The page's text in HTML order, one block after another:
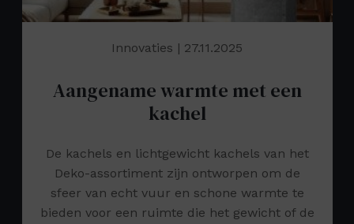
Innovaties | 27.11.2025
Aangename warmte met een
kachel
De kachels en lichtgewicht kachels van het
Deko-assortiment zijn ontworpen om de
sfeer van echt vuur en schone warmte te
bieden voor een ruimte die het gewicht of de